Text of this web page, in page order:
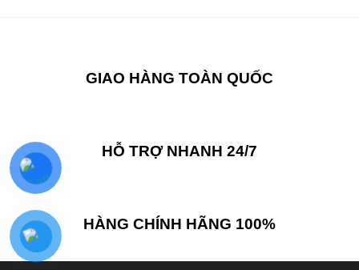
GIAO HÀNG TOÀN QUỐC
HỖ TRỢ NHANH 24/7
HÀNG CHÍNH HÃNG 100%